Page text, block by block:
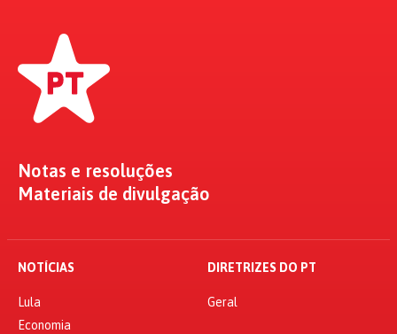
Notas e resoluções
Materiais de divulgação
NOTÍCIAS
Lula
Economia
DIRETRIZES DO PT
Geral